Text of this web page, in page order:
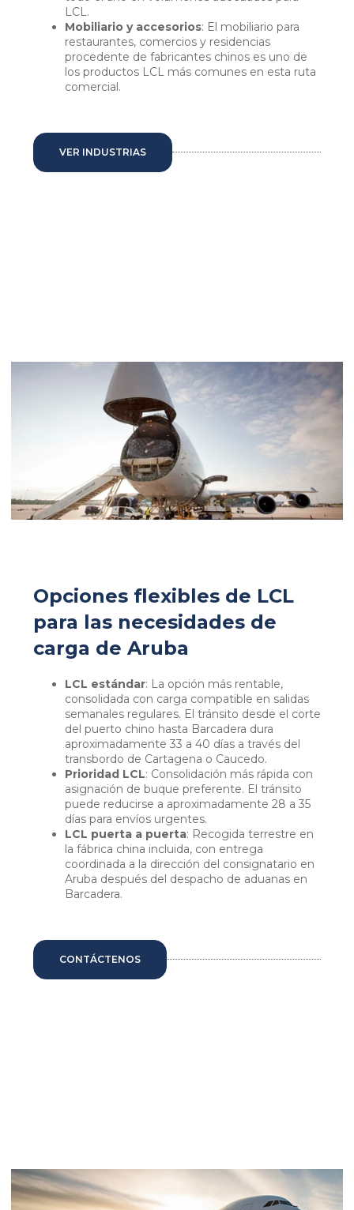
LCL.
Mobiliario y accesorios: El mobiliario para
restaurantes, comercios y residencias
procedente de fabricantes chinos es uno de
los productos LCL más comunes en esta ruta
comercial.
VER INDUSTRIAS
Opciones flexibles de LCL
para las necesidades de
carga de Aruba
LCL estándar: La opción más rentable,
consolidada con carga compatible en salidas
semanales regulares. El tránsito desde el corte
del puerto chino hasta Barcadera dura
aproximadamente 33 a 40 días a través del
transbordo de Cartagena o Caucedo.
Prioridad LCL: Consolidación más rápida con
asignación de buque preferente. El tránsito
puede reducirse a aproximadamente 28 a 35
días para envíos urgentes.
LCL puerta a puerta: Recogida terrestre en
la fábrica china incluida, con entrega
coordinada a la dirección del consignatario en
Aruba después del despacho de aduanas en
Barcadera.
CONTÁCTENOS